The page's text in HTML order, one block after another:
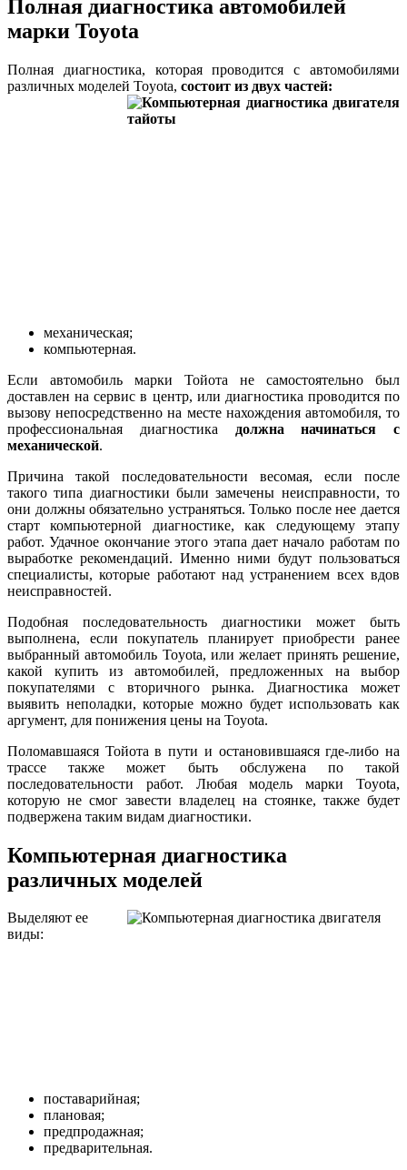
Полная диагностика автомобилей
марки Toyota
Полная диагностика, которая проводится с автомобилями
различных моделей Toyota, состоит из двух частей:
механическая;
компьютерная.
Если автомобиль марки Тойота не самостоятельно был
доставлен на сервис в центр, или диагностика проводится по
вызову непосредственно на месте нахождения автомобиля, то
профессиональная диагностика должна начинаться с
механической.
Причина такой последовательности весомая, если после
такого типа диагностики были замечены неисправности, то
они должны обязательно устраняться. Только после нее дается
старт компьютерной диагностике, как следующему этапу
работ. Удачное окончание этого этапа дает начало работам по
выработке рекомендаций. Именно ними будут пользоваться
специалисты, которые работают над устранением всех вдов
неисправностей.
Подобная последовательность диагностики может быть
выполнена, если покупатель планирует приобрести ранее
выбранный автомобиль Toyota, или желает принять решение,
какой купить из автомобилей, предложенных на выбор
покупателями с вторичного рынка. Диагностика может
выявить неполадки, которые можно будет использовать как
аргумент, для понижения цены на Toyota.
Поломавшаяся Тойота в пути и остановившаяся где-либо на
трассе также может быть обслужена по такой
последовательности работ. Любая модель марки Toyota,
которую не смог завести владелец на стоянке, также будет
подвержена таким видам диагностики.
Компьютерная диагностика
различных моделей
Выделяют ее
виды:
поставарийная;
плановая;
предпродажная;
предварительная.